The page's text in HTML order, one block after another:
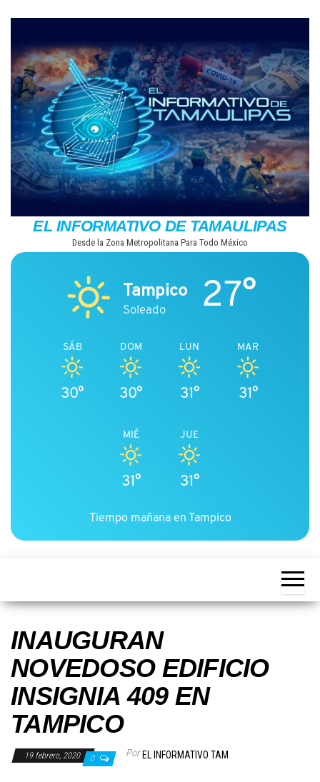
contenido
EL INFORMATIVO DE TAMAULIPAS
Desde la Zona Metropolitana Para Todo México
Tampico
Soleado 27°
SÁB
30°
DOM
30°
LUN
31°
MAR
31°
MIÉ
31°
JUE
31°
Tiempo mañana en Tampico
INAUGURAN
NOVEDOSO EDIFICIO
INSIGNIA 409 EN
TAMPICO
19 febrero, 2020 0 Por EL INFORMATIVO TAM